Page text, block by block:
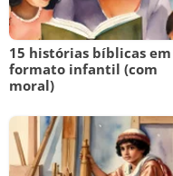
15 histórias bíblicas em
formato infantil (com
moral)